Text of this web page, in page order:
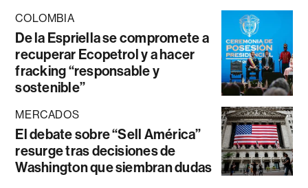
COLOMBIA
De la Espriella se compromete a
recuperar Ecopetrol y a hacer
fracking “responsable y
sostenible”
MERCADOS
El debate sobre “Sell América”
resurge tras decisiones de
Washington que siembran dudas